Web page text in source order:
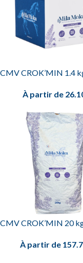
(OCD) chez le
recommandons de
chevaux sont au près
le système
avons conçu un
bonbon qui peut se
CMV
Le CMV Crok’Min
savoureux
en minéraux
troupeaux, il fournit
phosphore, oligo-
Faciles à
CMV CROK’MIN 1.4
À partir de
CMV CROK’MIN 20
À partir de